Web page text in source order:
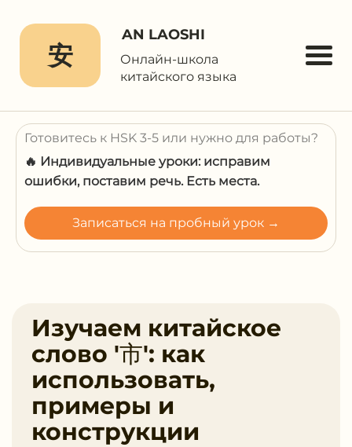
安
AN LAOSHI
Онлайн-школа
китайского языка
Готовитесь к HSK 3-5 или нужно для работы?
🔥 Индивидуальные уроки: исправим
ошибки, поставим речь. Есть места.
Записаться на пробный урок →
Изучаем китайское
слово '市': как
использовать,
примеры и
конструкции